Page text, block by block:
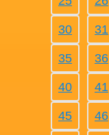
30 31
35 36
40 41
45 46